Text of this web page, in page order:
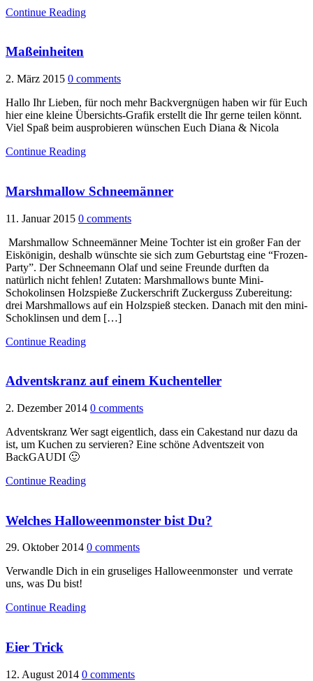
Continue Reading
Maßeinheiten
2. März 2015 0 comments
Hallo Ihr Lieben, für noch mehr Backvergnügen haben wir für Euch
hier eine kleine Übersichts-Grafik erstellt die Ihr gerne teilen könnt.
Viel Spaß beim ausprobieren wünschen Euch Diana & Nicola
Continue Reading
Marshmallow Schneemänner
11. Januar 2015 0 comments
Marshmallow Schneemänner Meine Tochter ist ein großer Fan der
Eiskönigin, deshalb wünschte sie sich zum Geburtstag eine “Frozen-
Party”. Der Schneemann Olaf und seine Freunde durften da
natürlich nicht fehlen! Zutaten: Marshmallows bunte Mini-
Schokolinsen Holzspieße Zuckerschrift Zuckerguss Zubereitung:
drei Marshmallows auf ein Holzspieß stecken. Danach mit den mini-
Schoklinsen und dem […]
Continue Reading
Adventskranz auf einem Kuchenteller
2. Dezember 2014 0 comments
Adventskranz Wer sagt eigentlich, dass ein Cakestand nur dazu da
ist, um Kuchen zu servieren? Eine schöne Adventszeit von
BackGAUDI 🙂
Continue Reading
Welches Halloweenmonster bist Du?
29. Oktober 2014 0 comments
Verwandle Dich in ein gruseliges Halloweenmonster und verrate
uns, was Du bist!
Continue Reading
Eier Trick
12. August 2014 0 comments